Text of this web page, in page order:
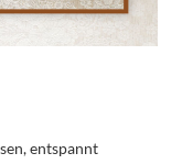
entspannt